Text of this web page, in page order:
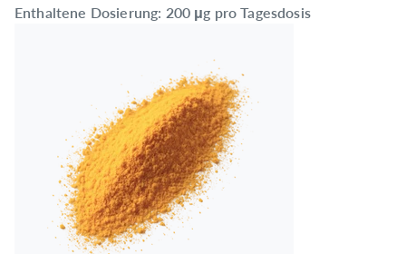
Enthaltene Dosierung: 200 μg pro Tagesdosis